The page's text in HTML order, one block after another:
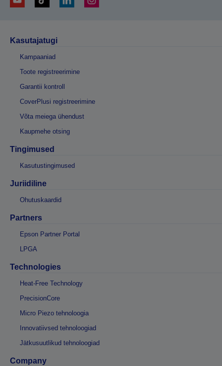
Kasutajatugi
Kampaaniad
Toote registreerimine
Garantii kontroll
CoverPlusi registreerimine
Võta meiega ühendust
Kaupmehe otsing
Tingimused
Kasutustingimused
Juriidiline
Ohutuskaardid
Partners
Epson Partner Portal
LPGA
Technologies
Heat-Free Technology
PrecisionCore
Micro Piezo tehnoloogia
Innovatiivsed tehnoloogiad
Jätkusuutlikud tehnoloogiad
Company